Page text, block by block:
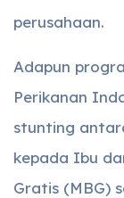
perusahaan.
Adapun
Perikanan
stunting
kepada Ibu
Gratis (MBG)